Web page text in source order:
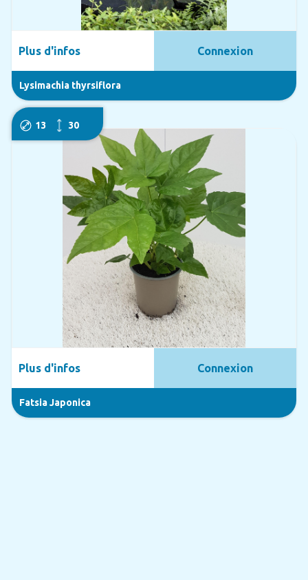
Lysimachia thyrsiflora
Plus d'infos Connexion
13 30
Fatsia Japonica
Plus d'infos Connexion